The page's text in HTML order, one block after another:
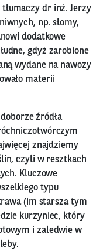
dr inż. Jerzy
np. słomy,
dodatkowe
gdyż zarobione
wydane na nawozy
materii
źródła
znajdziemy
czyli w resztkach
Kluczowe
typu
(im starsza tym
kurzyniec, który
i zaledwie w